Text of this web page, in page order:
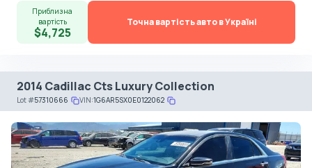
Приблизна
вартість
$4,725
Точна вартість авто в Україні
2014 Cadillac Cts Luxury Collection
Lot#57310666 VIN:1G6AR5SX0E0122062